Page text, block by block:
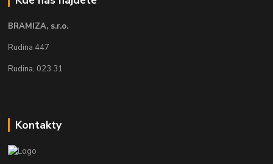
BRAMIZA, s.r.o.
Rudina 447
Rudina, 023 31
Kontakty